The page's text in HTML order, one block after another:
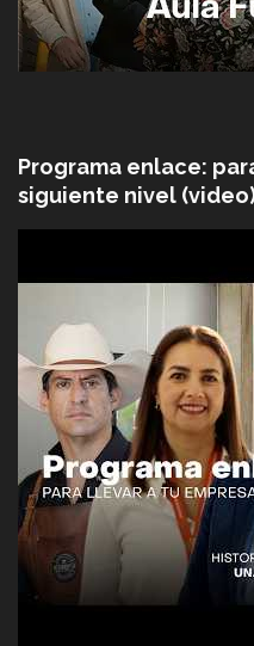
Programa enlace:
siguiente nivel